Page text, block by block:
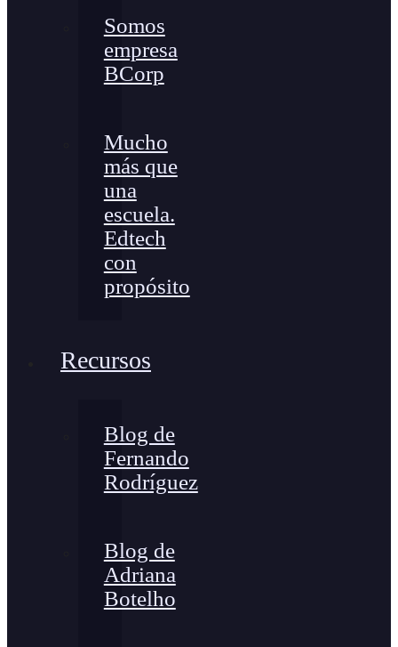
Somos
empresa
BCorp
Mucho
más que
una
escuela.
Edtech
con
propósito
Recursos
Blog de
Fernando
Rodríguez
Blog de
Adriana
Botelho